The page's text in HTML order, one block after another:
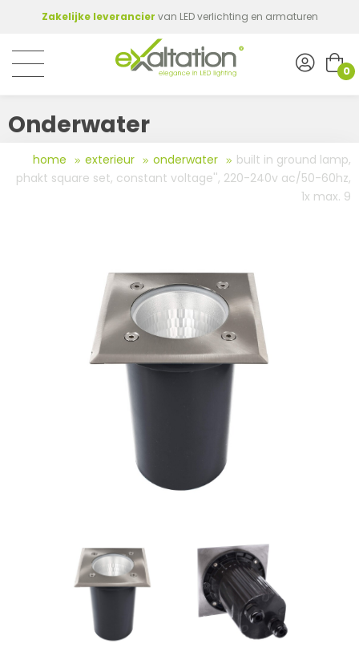
Zakelijke leverancier van LED verlichting en armaturen
0
Onderwater
home exterieur onderwater
built in ground lamp,
phakt square set, constant voltage'', 220-240v ac/50-60hz,
1x max. 9